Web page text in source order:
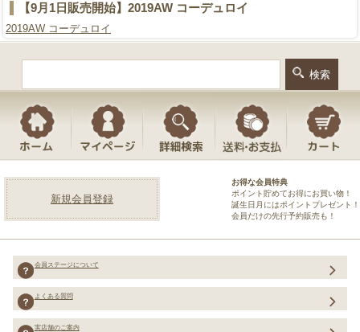
【9月1日販売開始】2019AW コーデュロイ
2019AW コーデュロイ
新規会員登録
お得な会員特典
ポイント貯めてお得にお買い物！
誕生日月にはポイントプレゼント！
会員だけの先行予約販売も！
会員ステージについて
よくある質問
実店舗のご案内